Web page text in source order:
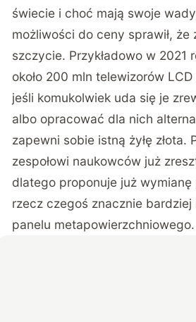
świecie i choć mają swoje
możliwości do ceny sprawił, że
szczycie. Przykładowow 2021
około 200 mln telewizorów LCD
jeśli komukolwiek uda się je
albo opracować dla nich
zapewni sobie istną żyłę złota.
zespołowi naukowców już
dlatego proponuje już wymianę
rzecz czegoś znacznie
panelu metapowierzchniowego.